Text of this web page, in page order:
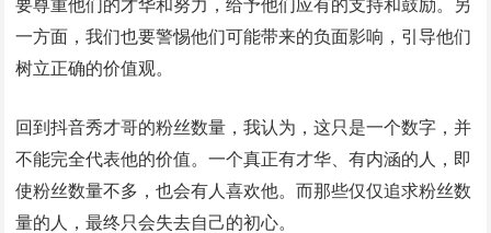
要尊重他们的才华和努力，给予他们应有的支持和鼓励。另
一方面，我们也要警惕他们可能带来的负面影响，引导他们
树立正确的价值观。
回到抖音秀才哥的粉丝数量，我认为，这只是一个数字，并
不能完全代表他的价值。一个真正有才华、有内涵的人，即
使粉丝数量不多，也会有人喜欢他。而那些仅仅追求粉丝数
量的人，最终只会失去自己的初心。